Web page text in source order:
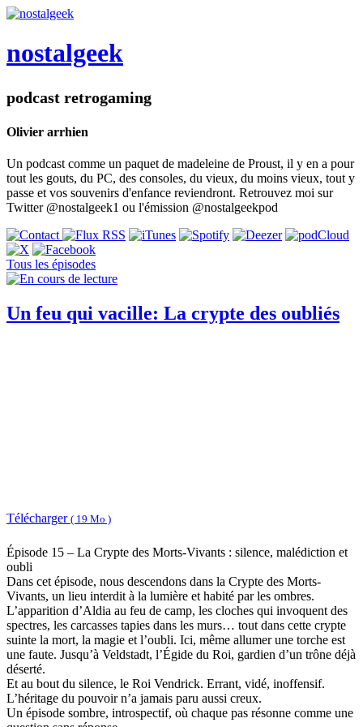
nostalgeek
podcast retrogaming
Olivier arrhien
Un podcast comme un paquet de madeleine de Proust, il y en a pour
tout les gouts, du PC, des consoles, du vieux, du moins vieux, tout y
passe et vos souvenirs d'enfance reviendront. Retrouvez moi sur
Twitter @nostalgeek1 ou l'émission @nostalgeekpod
Tous les épisodes
Un feu qui vacille: La crypte des oubliés
Télécharger ( 19 Mo )
Épisode 15 – La Crypte des Morts-Vivants : silence, malédiction et
oubli
Dans cet épisode, nous descendons dans la Crypte des Morts-
Vivants, un lieu interdit à la lumière et habité par les ombres.
L’apparition d’Aldia au feu de camp, les cloches qui invoquent des
spectres, les carcasses tapies dans les murs… tout dans cette crypte
suinte la mort, la magie et l’oubli. Ici, même allumer une torche est
une faute. Jusqu’à Veldstadt, l’Égide du Roi, gardien d’un trône déjà
déserté.
Et au bout du silence, le Roi Vendrick. Errant, vidé, inoffensif.
L’héritage du pouvoir n’a jamais paru aussi creux.
Un épisode sombre, introspectif, où chaque pas résonne comme une